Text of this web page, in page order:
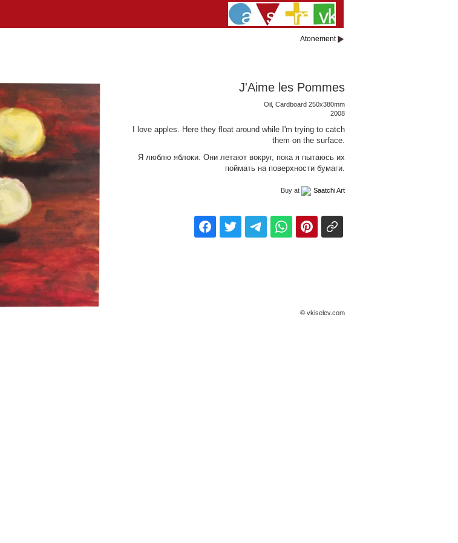
Atonement
J'Aime les Pommes
Oil, Cardboard 250x380mm
2008
I love apples. Here they float around while I'm trying to catch
them on the surface.
Я люблю яблоки. Они летают вокруг, пока я пытаюсь их
поймать на поверхности бумаги.
Buy at Saatchi Art
© vkiselev.com